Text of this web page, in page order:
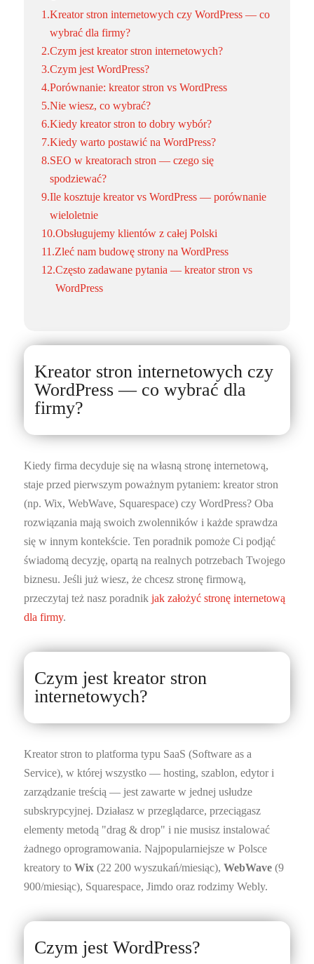
1.Kreator stron internetowych czy WordPress — co
wybrać dla firmy?
2.Czym jest kreator stron internetowych?
3.Czym jest WordPress?
4.Porównanie: kreator stron vs WordPress
5.Nie wiesz, co wybrać?
6.Kiedy kreator stron to dobry wybór?
7.Kiedy warto postawić na WordPress?
8.SEO w kreatorach stron — czego się
spodziewać?
9.Ile kosztuje kreator vs WordPress — porównanie
wieloletnie
10.Obsługujemy klientów z całej Polski
11.Zleć nam budowę strony na WordPress
12.Często zadawane pytania — kreator stron vs
WordPress
Kreator stron internetowych czy
WordPress — co wybrać dla
firmy?
Kiedy firma decyduje się na własną stronę internetową,
staje przed pierwszym poważnym pytaniem: kreator stron
(np. Wix, WebWave, Squarespace) czy WordPress? Oba
rozwiązania mają swoich zwolenników i każde sprawdza
się w innym kontekście. Ten poradnik pomoże Ci podjąć
świadomą decyzję, opartą na realnych potrzebach Twojego
biznesu. Jeśli już wiesz, że chcesz stronę firmową,
przeczytaj też nasz poradnik jak założyć stronę internetową
dla firmy.
Czym jest kreator stron
internetowych?
Kreator stron to platforma typu SaaS (Software as a
Service), w której wszystko — hosting, szablon, edytor i
zarządzanie treścią — jest zawarte w jednej usłudze
subskrypcyjnej. Działasz w przeglądarce, przeciągasz
elementy metodą "drag & drop" i nie musisz instalować
żadnego oprogramowania. Najpopularniejsze w Polsce
kreatory to Wix(22 200 wyszukań/miesiąc), WebWave(9
900/miesiąc), Squarespace, Jimdo oraz rodzimy Webly.
Czym jest WordPress?